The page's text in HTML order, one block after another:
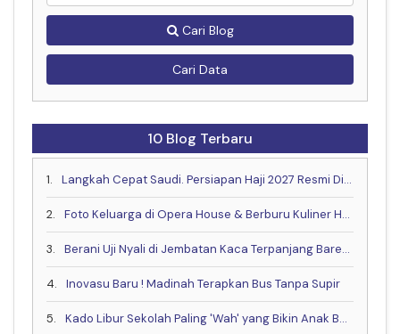
Cari Blog
Cari Data
10 Blog Terbaru
1. Langkah Cepat Saudi. Persiapan Haji 2027 Resmi Dimulai Lebih Awal
2. Foto Keluarga di Opera House & Berburu Kuliner Halal yang Lagi Hits di Sydney
3. Berani Uji Nyali di Jembatan Kaca Terpanjang Bareng Keluarga?
4. Inovasu Baru ! Madinah Terapkan Bus Tanpa Supir
5. Kado Libur Sekolah Paling 'Wah' yang Bikin Anak Betah!